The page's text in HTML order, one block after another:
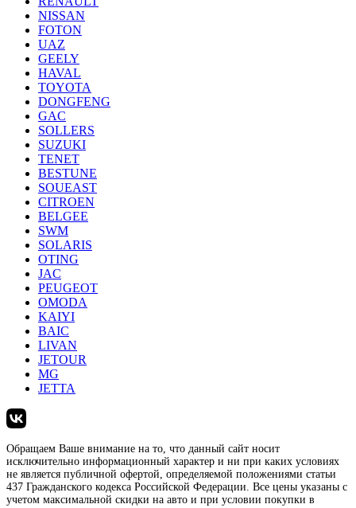
NISSAN
FOTON
UAZ
GEELY
HAVAL
TOYOTA
DONGFENG
GAC
SOLLERS
SUZUKI
TENET
BESTUNE
SOUEAST
CITROEN
BELGEE
SWM
SOLARIS
OTING
JAC
PEUGEOT
OMODA
KAIYI
BAIC
LIVAN
JETOUR
MG
JETTA
Обращаем Ваше внимание на то, что данный сайт носит
исключительно информационный характер и ни при каких условиях
не является публичной офертой, определяемой положениями статьи
437 Гражданского кодекса Российской Федерации. Все цены указаны с
учетом максимальной скидки на авто и при условии покупки в